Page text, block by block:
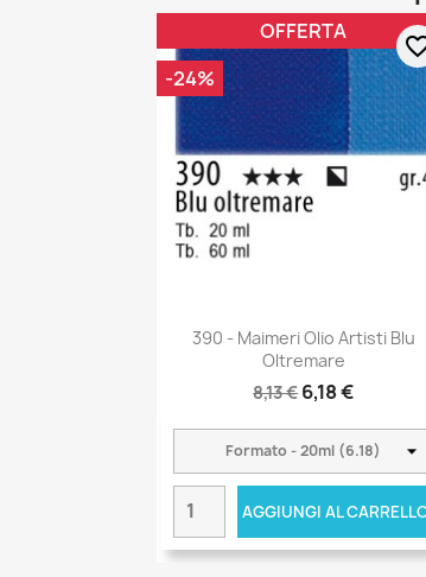
390 - Maimeri Olio Artisti Blu
Oltremare
8,13 €6,18 €
AGGIUNGI AL
OFFERTA
-24%